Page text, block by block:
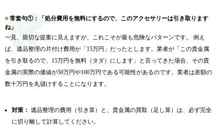
常套句①：「処分費用を無料にするので、このアクセサリーは引き取ります
ね」
一見、親切な提案に見えますが、これこそが最も危険なパターンです。 例え
ば、遺品整理の片付け費用が「15万円」だったとします。業者が「この貴金属
を引き取るので、15万円を無料（タダ）にします」と言ってきた場合、その貴
金属の実際の価値が50万円や100万円である可能性があるのです。業者は差額の
数十万円を丸儲けすることになります。
対策： 遺品整理の費用（引き算）と、貴金属の買取（足し算）は、必ず完全
に切り離して計算してください。